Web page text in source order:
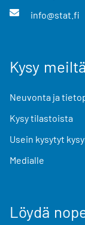
info@stat.fi
Kysy meiltä
Neuvonta ja
Kysy tilastoista
Usein kysytyt
Medialle
Löydä